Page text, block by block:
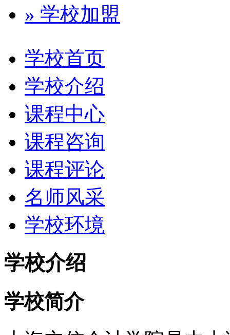
» 学校加盟
学校首页
学校介绍
课程中心
课程咨询
课程评论
名师风采
学校环境
学校介绍
学校简介